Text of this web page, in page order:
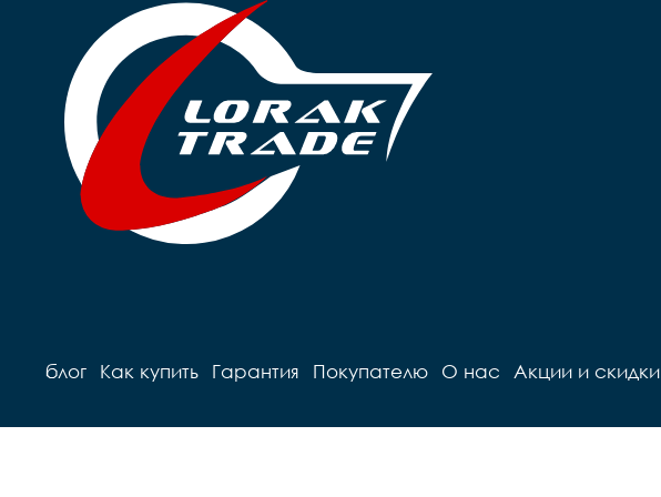
блог Как купить Гарантия Покупателю О нас Акции и скидки